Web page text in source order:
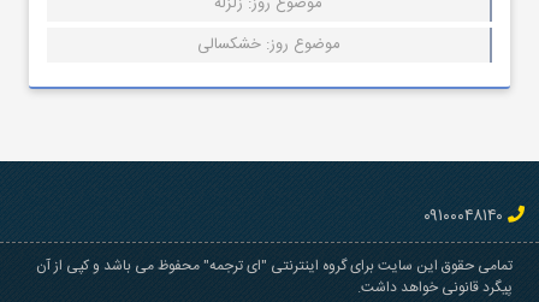
موضوع روز: خشکسالی
تمامی حقوق این سایت برای گروه اینترنتی "ای ترجمه" محفوظ می باشد و کپی از آن
پیگرد قانونی خواهد داشت.